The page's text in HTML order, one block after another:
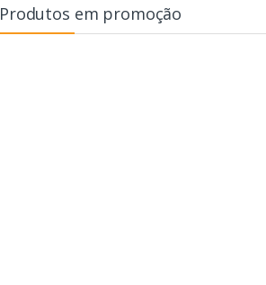
Produtos em promoção